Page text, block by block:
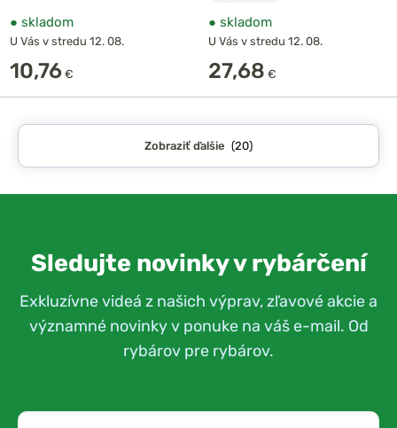
● skladom
U Vás v stredu 12. 08.
10,76 €
● skladom
U Vás v stredu 12. 08.
27,68 €
Zobraziť ďalšie (20)
Sledujte novinky v rybárčení
Exkluzívne videá z našich výprav, zľavové akcie a
významné novinky v ponuke na váš e-mail. Od
rybárov pre rybárov.